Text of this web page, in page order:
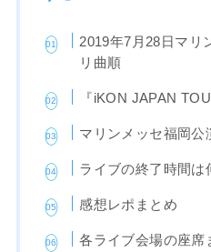
2019年7月28日マリ
リ曲順
『iKON JAPAN
マリンメッセ福岡公
ライブの終了時間は
感想レポまとめ
各ライブ会場の座席